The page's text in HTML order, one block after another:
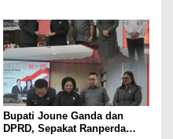
Bupati Joune Ganda dan
DPRD, Sepakat Ranperda